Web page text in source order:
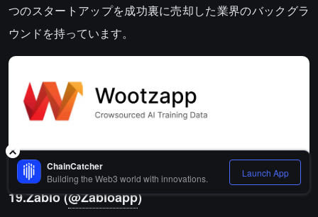
つのスタートアップを成功裏に売却した業界のバックグラ
ウンドを持っています。
19.Zabio (@Zabioapp)
ChainCatcher
Building the Web3 world with innovations. Launch App